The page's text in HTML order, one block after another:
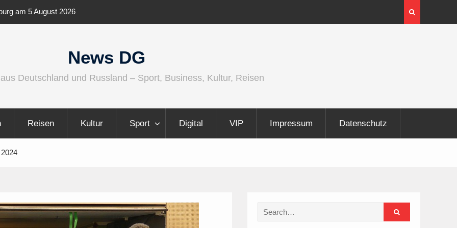
und
InnoTrans 2026 zeigt Technologien für die
Elektrifizierung der Schiene
News DG
Deutschland und Russland – Sport, Business, Kultur, Reisen
Reisen Kultur Sport Digital VIP Impressum Datenschutz
Search
for: